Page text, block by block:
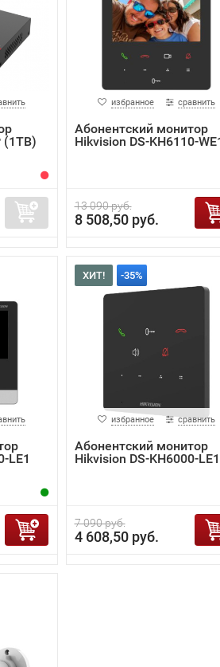
(1TB)
избранное сравнить
Абонентский монитор
Hikvision DS-KH6110-
13 090 руб.
8 508,50 руб.
LE1
ХИТ! -35%
избранное сравнить
Абонентский монитор
Hikvision DS-KH6000-LE1
7 090 руб.
4 608,50 руб.